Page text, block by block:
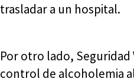
trasladar a un hospital.
Por otro lado, Seguridad
control de alcoholemia